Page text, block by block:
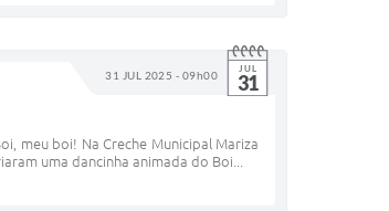
31 JUL 2025 - 09h00 JUL
31
meu boi! Na Creche Municipal Mariza
uma dancinha animada do Boi...